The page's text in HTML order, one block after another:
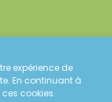
expérience de
En continuant à
cookies.